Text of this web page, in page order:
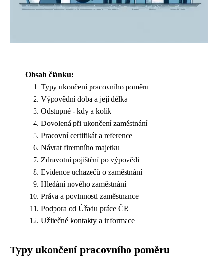
Obsah článku:
Typy ukončení pracovního poměru
Výpovědní doba a její délka
Odstupné - kdy a kolik
Dovolená při ukončení zaměstnání
Pracovní certifikát a reference
Návrat firemního majetku
Zdravotní pojištění po výpovědi
Evidence uchazečů o zaměstnání
Hledání nového zaměstnání
Práva a povinnosti zaměstnance
Podpora od Úřadu práce ČR
Užitečné kontakty a informace
Typy ukončení pracovního poměru